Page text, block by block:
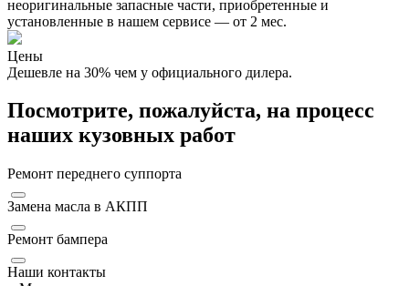
неоригинальные запасные части, приобретенные и
установленные в нашем сервисе — от 2 мес.
Цены
Дешевле на 30% чем у официального дилера.
Посмотрите, пожалуйста, на процесс
наших кузовных работ
Ремонт переднего суппорта
Замена масла в АКПП
Ремонт бампера
Наши контакты